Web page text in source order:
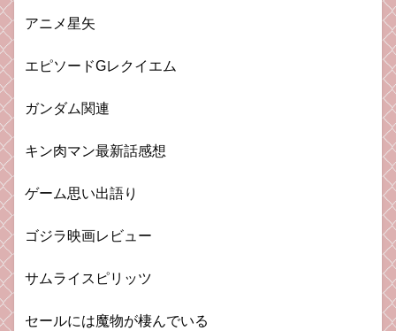
アニメ星矢
エピソードGレクイエム
ガンダム関連
キン肉マン最新話感想
ゲーム思い出語り
ゴジラ映画レビュー
サムライスピリッツ
セールには魔物が棲んでいる